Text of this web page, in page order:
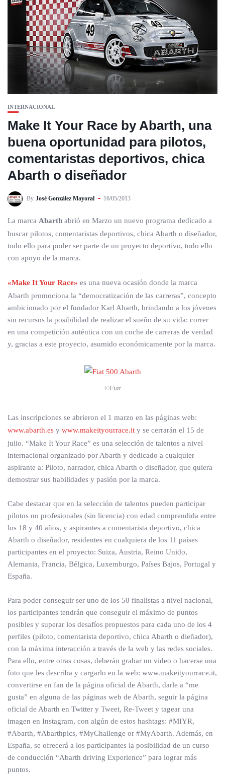
INTERNACIONAL
Make It Your Race by Abarth, una
buena oportunidad para pilotos,
comentaristas deportivos, chica
Abarth o diseñador
By José González Mayoral 16/05/2013
La marca Abarth abrió en Marzo un nuevo programa dedicado a
buscar pilotos, comentaristas deportivos, chica Abarth o diseñador,
todo ello para poder ser parte de un proyecto deportivo, todo ello
con apoyo de la marca.
«Make It Your Race» es una nueva ocasión donde la marca
Abarth promociona la “democratización de las carreras”, concepto
ambicionado por el fundador Karl Abarth, brindando a los jóvenes
sin recursos la posibilidad de realizar el sueño de su vida: correr
en una competición auténtica con un coche de carreras de verdad
y, gracias a este proyecto, asumido económicamente por la marca.
©Fiat
Las inscripciones se abrieron el 1 marzo en las páginas web:
www.abarth.es y www.makeityourrace.it y se cerrarán el 15 de
julio. “Make It Your Race” es una selección de talentos a nivel
internacional organizado por Abarth y dedicado a cualquier
aspirante a: Piloto, narrador, chica Abarth o diseñador, que quiera
demostrar sus habilidades y pasión por la marca.
Cabe destacar que en la selección de talentos pueden participar
pilotos no profesionales (sin licencia) con edad comprendida entre
los 18 y 40 años, y aspirantes a comentarista deportivo, chica
Abarth o diseñador, residentes en cualquiera de los 11 países
participantes en el proyecto: Suiza, Austria, Reino Unido,
Alemania, Francia, Bélgica, Luxemburgo, Países Bajos, Portugal y
España.
Para poder conseguir ser uno de los 50 finalistas a nivel nacional,
los participantes tendrán que conseguir el máximo de puntos
posibles y superar los desafíos propuestos para cada uno de los 4
perfiles (piloto, comentarista deportivo, chica Abarth o dieñador),
con la máxima interacción a través de la web y las redes sociales.
Para ello, entre otras cosas, deberán grabar un video o hacerse una
foto que les describa y cargarlo en la web: www.makeityourrace.it,
convertirse en fan de la página oficial de Abarth, darle a “me
gusta” en alguna de las páginas web de Abarth, seguir la página
oficial de Abarth en Twitter y Tweet, Re-Tweet y tagear una
imagen en Instagram, con algún de estos hashtags: #MIYR,
#Abarth, #Abarthpics, #MyChallenge or #MyAbarth. Además, en
España, se ofrecerá a los participantes la posibilidad de un curso
de conducción “Abarth driving Experience” para lograr más
puntos.